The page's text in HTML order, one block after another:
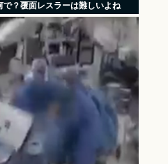
？覆面レスラーは難しいよね